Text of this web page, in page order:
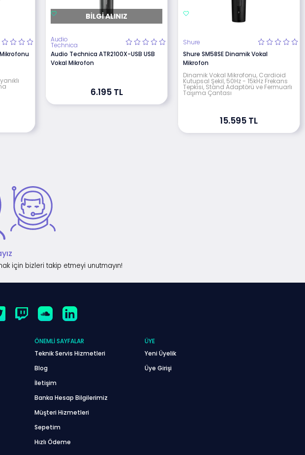
BILGI ALINIZ
Audio
Technica
Audio Technica ATR2100X-USB USB
Vokal Mikrofon
6.195 TL
Shure
Shure SM58SE Dinamik Vokal
Mikrofon
Dinamik Vokal Mikrofonu, Cardioid
Kutupsal Şekil, 50Hz - 15kHz Frekans
Tepkisi, Stand Adaptörü ve Fermuarlı
Taşıma Çantası
15.595 TL
için bizleri takip etmeyi unutmayın!
ÖNEMLI SAYFALAR
Teknik Servis Hizmetleri
Blog
İletişim
Banka Hesap Bilgilerimiz
Müşteri Hizmetleri
Sepetim
Hızlı Ödeme
ÜYE
Yeni Üyelik
Üye Girişi